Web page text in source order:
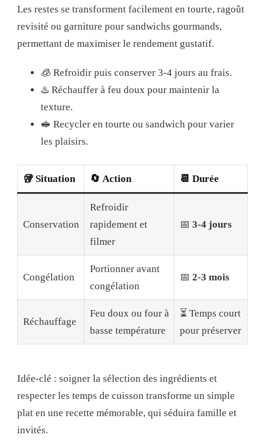
Les restes se transforment facilement en tourte, ragoût
revisité ou garniture pour sandwichs gourmands,
permettant de maximiser le rendement gustatif.
🧊 Refroidir puis conserver 3-4 jours au frais.
♨️ Réchauffer à feu doux pour maintenir la
texture.
🥪 Recycler en tourte ou sandwich pour varier
les plaisirs.
🥡 Situation 🔄 Action 📆 Durée
Conservation
Refroidir
rapidement et
filmer
📅 3-4 jours
Congélation
Portionner avant
congélation
📅 2-3 mois
Réchauffage
Feu doux ou four à
basse température
⏳ Temps court
pour préserver
Idée-clé : soigner la sélection des ingrédients et
respecter les temps de cuisson transforme un simple
plat en une recette mémorable, qui séduira famille et
invités.